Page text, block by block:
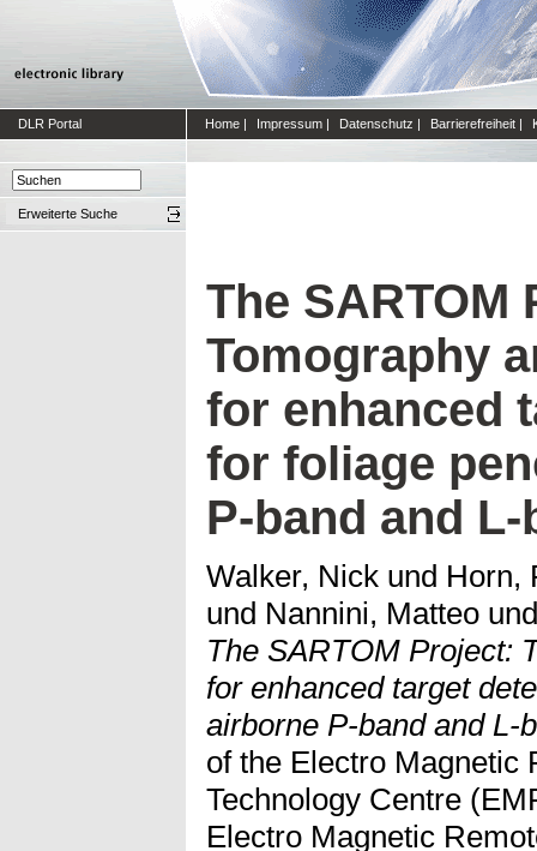
DLR Portal Home | Impressum | Datenschutz | Barrierefreiheit |
Erweiterte Suche
The SARTOM
Tomography
for enhanced
for foliage
P-band and
Walker, Nick und Horn,
und Nannini, Matteo
The SARTOM Project:
for enhanced target
airborne P-band and L-
of the Electro Magnetic
Technology Centre
Electro Magnetic